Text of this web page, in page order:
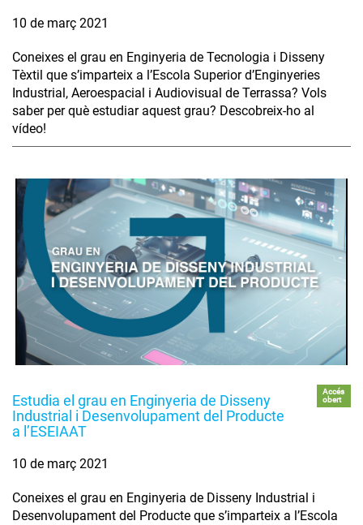
10 de març 2021
Coneixes el grau en Enginyeria de Tecnologia i Disseny
Tèxtil que s’imparteix a l’Escola Superior d’Enginyeries
Industrial, Aeroespacial i Audiovisual de Terrassa? Vols
saber per què estudiar aquest grau? Descobreix-ho al
vídeo!
Estudia el grau en Enginyeria de Disseny
Industrial i Desenvolupament del Producte
a l’ESEIAAT
Accés
obert
10 de març 2021
Coneixes el grau en Enginyeria de Disseny Industrial i
Desenvolupament del Producte que s’imparteix a l’Escola